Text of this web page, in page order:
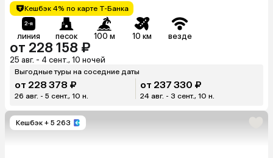
Кешбэк 4% по карте Т-Банка
линия песок 100 м 10 км везде
от 228 158 ₽
25 авг. - 4 сент., 10 ночей
Выгодные туры на соседние даты
от 228 378 ₽
26 авг. - 5 сент., 10 н.
от 237 330 ₽
24 авг. - 3 сент., 10 н.
Кешбэк + 5 263